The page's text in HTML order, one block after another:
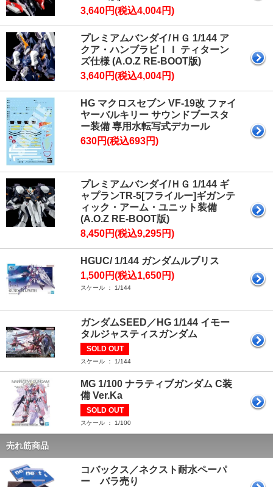
3,640円(税込4,004円)
プレミアムバンダイ/ＨＧ 1/144 ア
クア・ハンブラビＩＩ ティターン
ズ仕様 (A.O.Z RE-BOOT版)
3,640円(税込4,004円)
HG マクロスセブン VF-19改 ファイ
ヤーバルキリー サウンドブースタ
ー装備 専用水転写式デカール
630円(税込693円)
プレミアムバンダイ/ＨＧ 1/144 ギ
ャプランTR-5[フライルー]ギガンテ
ィック・アーム・ユニット装備
(A.O.Z RE-BOOT版)
8,450円(税込9,295円)
HGUC/ 1/144 ガンダムルブリス
1,500円(税込1,650円)
スケール ： 1/144
ガンダムSEED／HG 1/144 イモー
タルジャスティスガンダム
SOLD OUT
スケール ： 1/144
MG 1/100 ナラティブガンダム C装
備 Ver.Ka
SOLD OUT
スケール ： 1/100
売れ筋商品
コバックス／ネクスト耐水ペーパ
ー バラ売り